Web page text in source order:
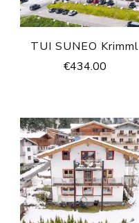
TUI SUNEO Krimml
€434.00